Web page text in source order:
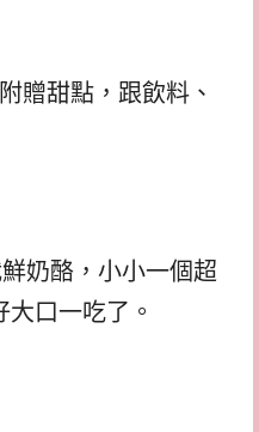
贈甜點，跟飲料、
奶酪，小小一個超
口一吃了。